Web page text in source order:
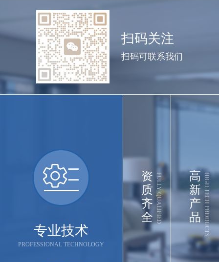
扫码关注
扫码可联系我们
专业技术
PROFESSIONAL TECHNOLOGY
资
质
齐
全 FULLY QUALIFIED
高
新
产
品 HIGH TECH PRODUCTS